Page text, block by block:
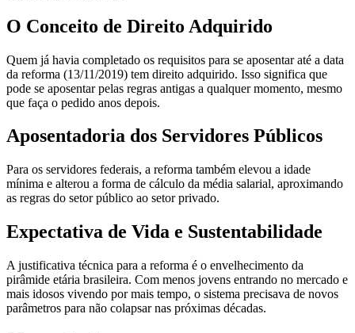
O Conceito de Direito Adquirido
Quem já havia completado os requisitos para se aposentar até a data
da reforma (13/11/2019) tem direito adquirido. Isso significa que
pode se aposentar pelas regras antigas a qualquer momento, mesmo
que faça o pedido anos depois.
Aposentadoria dos Servidores Públicos
Para os servidores federais, a reforma também elevou a idade
mínima e alterou a forma de cálculo da média salarial, aproximando
as regras do setor público ao setor privado.
Expectativa de Vida e Sustentabilidade
A justificativa técnica para a reforma é o envelhecimento da
pirâmide etária brasileira. Com menos jovens entrando no mercado e
mais idosos vivendo por mais tempo, o sistema precisava de novos
parâmetros para não colapsar nas próximas décadas.